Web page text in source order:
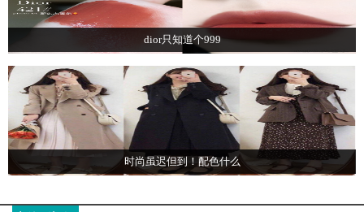
dior只知道个999
时尚虽迟但到！配色什么